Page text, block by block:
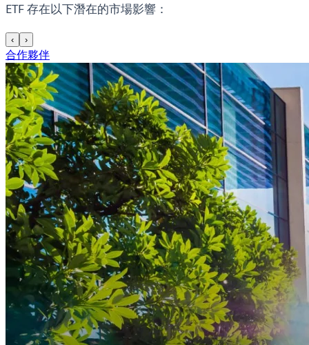
ETF 存在以下潛在的市場影響：
‹ ›
合作夥伴